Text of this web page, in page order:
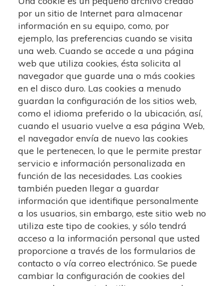
por un sitio de Internet para almacenar
información en su equipo, como, por
ejemplo, las preferencias cuando se visita
una web. Cuando se accede a una página
web que utiliza cookies, ésta solicita al
navegador que guarde una o más cookies
en el disco duro. Las cookies a menudo
guardan la configuración de los sitios web,
como el idioma preferido o la ubicación, así,
cuando el usuario vuelve a esa página Web,
el navegador envía de nuevo las cookies
que le pertenecen, lo que le permite prestar
servicio e información personalizada en
función de las necesidades. Las cookies
también pueden llegar a guardar
información que identifique personalmente
a los usuarios, sin embargo, este sitio web no
utiliza este tipo de cookies, y sólo tendrá
acceso a la información personal que usted
proporcione a través de los formularios de
contacto o vía correo electrónico. Se puede
cambiar la configuración de cookies del